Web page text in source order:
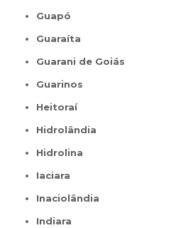
Guapó
Guaraíta
Guarani de Goiás
Guarinos
Heitoraí
Hidrolândia
Hidrolina
Iaciara
Inaciolândia
Indiara